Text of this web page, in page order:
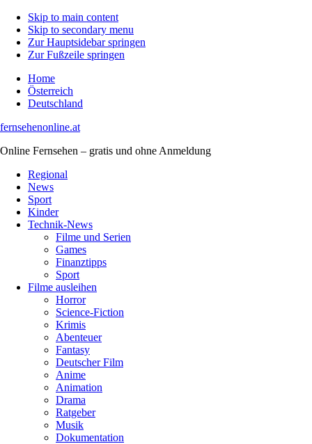
Skip to main content
Skip to secondary menu
Zur Hauptsidebar springen
Zur Fußzeile springen
Home
Österreich
Deutschland
fernsehenonline.at
Online Fernsehen – gratis und ohne Anmeldung
Regional
News
Sport
Kinder
Technik-News
Filme und Serien
Games
Finanztipps
Sport
Filme ausleihen
Horror
Science-Fiction
Krimis
Abenteuer
Fantasy
Deutscher Film
Anime
Animation
Drama
Ratgeber
Musik
Dokumentation